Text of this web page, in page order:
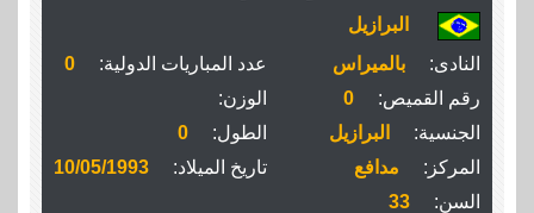
البرازيل
النادى:
بالميراس عدد المباريات الدولية:
0
رقم القميص:
0
الوزن:
الجنسية:
البرازيل الطول:
0
المركز:
مدافع تاريخ الميلاد:
10/05/1993
السن:
33